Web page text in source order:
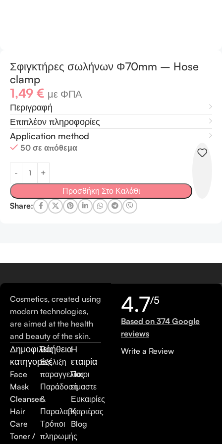
Σφιγκτήρες σωλήνων Φ70mm – Hose
clamp
1,49 € με ΦΠΑ
Περιγραφή
Επιπλέον πληροφορίες
Application method
50 σε απόθεμα
Προσθήκη Στο Καλάθι
Share:
Cosmetics, created using
modern technologies,
are aimed at the health
and beauty of the skin.
Δημοφιλείς
κατηγορίες
Face
Mask
Cleanser
Hair
Care
Toner /
Βοήθεια
Εξέλιξη
παραγγελίας
Παράδοση
&
Παραλαβή
Τρόποι
πληρωμής
Η
εταιρία
Ποιοι
είμαστε
Ευκαιρίες
Καριέρας
Blog
4.7/5
Based on 374 Google
reviews
Write a Review